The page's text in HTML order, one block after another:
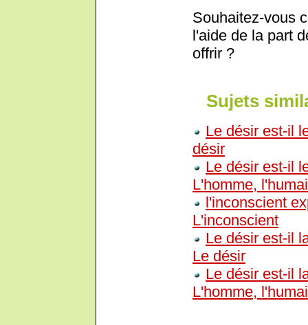
Souhaitez-vous
l'aide de la part
offrir ?
Sujets
Le désir est-il
désir
Le désir est-il
L'homme,
l'inconscient
L'inconscient
Le désir est-il
Le désir
Le désir est-il
L'homme,